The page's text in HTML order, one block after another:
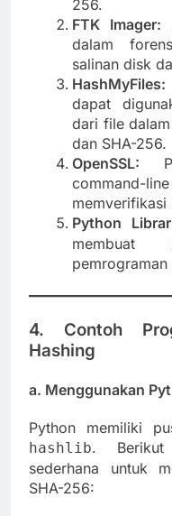
256.
FTK Imager:
dalam
salinan disk
HashMyFiles:
dapat
dari file
dan SHA-256.
OpenSSL:
command-
memverifikasi
Python
membuat
pemrograman
4. Contoh
Hashing
a. Menggunakan
Python memiliki
hashlib. Berikut
sederhana untuk
SHA-256: